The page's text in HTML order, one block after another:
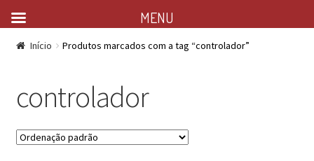
Início Produtos marcados com a tag “controlador”
controlador
MENU